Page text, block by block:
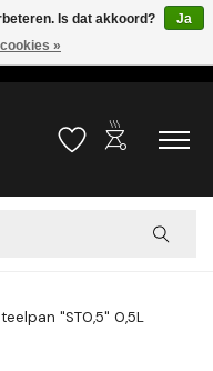
( 6,95 verzendkosten, vanaf 75
Verlanglijst
outdoor_grill
"ST0,5" 0,5L
Is dat akkoord?
Ja
»